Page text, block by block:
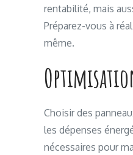
rentabilité, mais
Préparez-vous à
même.
Choisir des
les dépenses
nécessaires pour